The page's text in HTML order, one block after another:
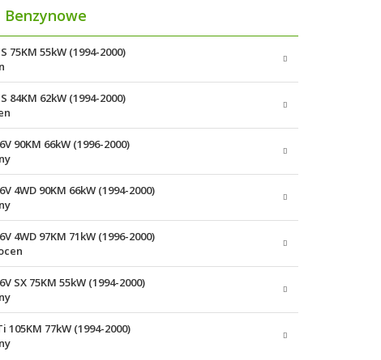
Benzynowe
75KM 55kW (1994-2000)
84KM 62kW (1994-2000)
90KM 66kW (1996-2000)
4WD 90KM 66kW (1994-2000)
4WD 97KM 71kW (1996-2000)
SX 75KM 55kW (1994-2000)
105KM 77kW (1994-2000)